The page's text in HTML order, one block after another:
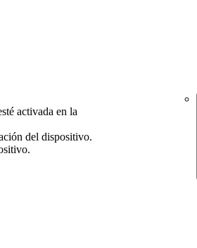
activada en la
del dispositivo.